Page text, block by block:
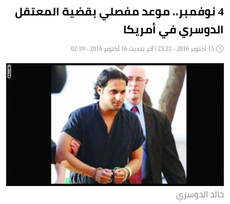
4 نوفمبر.. موعد مفصلي بقضية المعتقل
الدوسري في أمريكا
خالد الدوسري